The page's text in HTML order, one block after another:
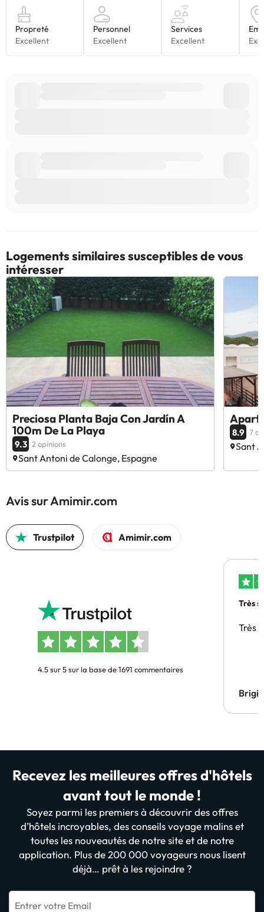
Logements similaires susceptibles de vous
intéresser
Preciosa Planta Baja Con Jardín A
100m De La Playa
9.3 2 opinions
Sant Antoni de Calonge, Espagne
8.9 7
Sant
Avis sur Amimir.com
Trustpilot Amimir.com
4.5 sur 5 sur la base de 1691 commentaires
Très
Très
Recevez les meilleures offres d'hôtels
avant tout le monde !
Soyez parmi les premiers à découvrir des offres
d’hôtels incroyables, des conseils voyage malins et
toutes les nouveautés de notre site et de notre
application. Plus de 200 000 voyageurs nous lisent
déjà… prêt à les rejoindre ?
Entrer votre Email